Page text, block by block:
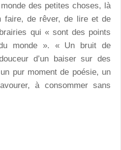
des petites choses, là
faire, de rêver, de lire et de
qui « sont des points
monde ». « Un bruit de
d’un baiser sur des
pur moment de poésie, un
à consommer sans